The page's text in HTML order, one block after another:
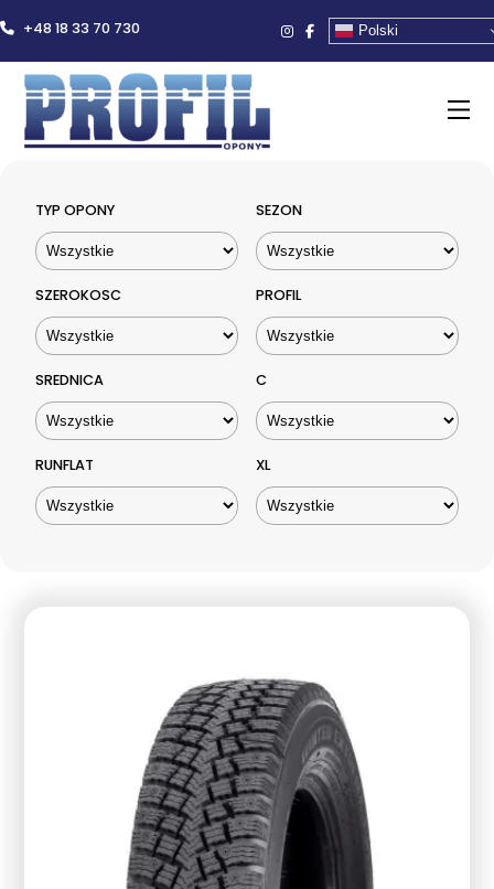
+48 18 33 70 730 Polski
TYP OPONY SEZON
SZEROKOSC PROFIL
SREDNICA C
RUNFLAT XL